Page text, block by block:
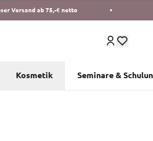
Versand ab 75,-€ netto
Kosmetik Seminare &